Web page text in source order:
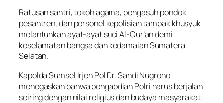
Ratusan santri, tokoh agama, pengasuh pondok
pesantren, dan personel kepolisian tampak khusyuk
melantunkan ayat-ayat suci Al-Qur’an demi
keselamatan bangsa dan kedamaian Sumatera
Selatan.
Kapolda Sumsel Irjen Pol Dr. Sandi Nugroho
menegaskan bahwa pengabdian Polri harus berjalan
seiring dengan nilai religius dan budaya masyarakat.